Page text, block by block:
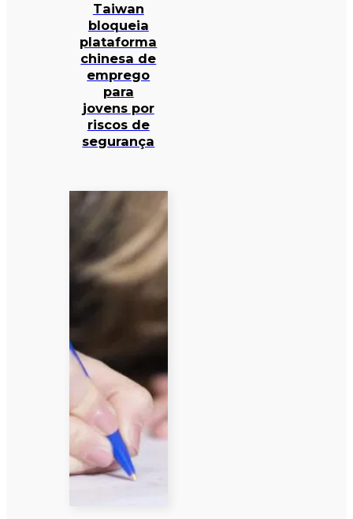
Taiwan
bloqueia
plataforma
chinesa de
emprego
para
jovens por
riscos de
segurança